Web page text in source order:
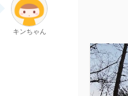
キンちゃん